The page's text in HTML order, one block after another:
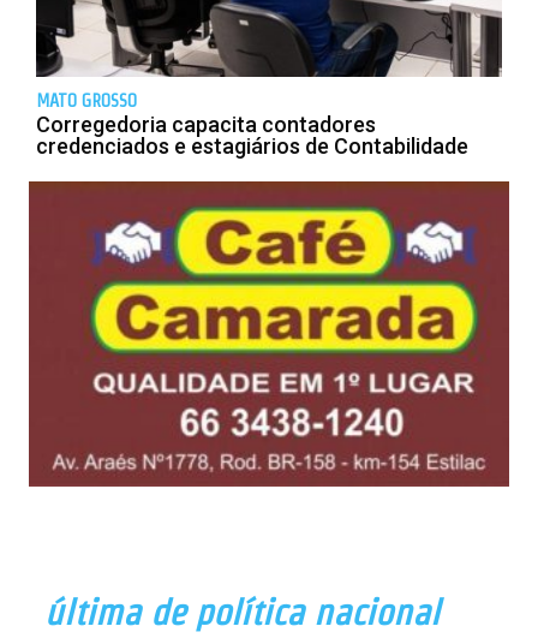
MATO GROSSO
Corregedoria capacita contadores
credenciados e estagiários de Contabilidade
última de política nacional